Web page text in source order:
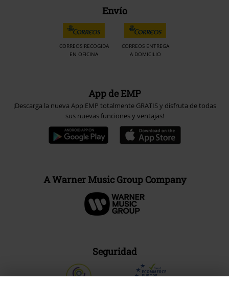
Envío
CORREOS RECOGIDA
EN OFICINA
CORREOS ENTREGA
A DOMICILIO
App de EMP
¡Descarga la nueva App EMP totalmente GRATIS y disfruta de todas
sus nuevas funciones y ventajas!
A Warner Music Group Company
Seguridad